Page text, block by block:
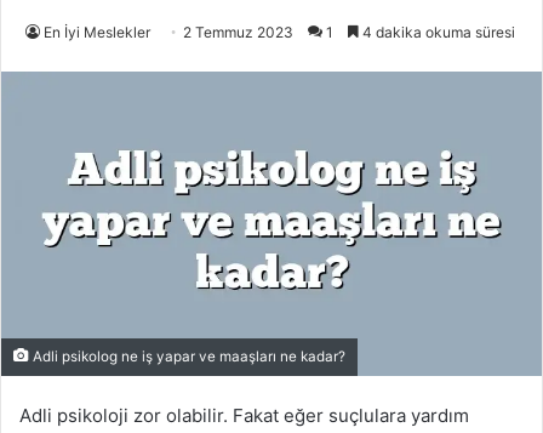
En İyi Meslekler 2 Temmuz 2023 1 4 dakika okuma süresi
Adli psikolog ne iş yapar ve maaşları ne kadar?
Adli psikoloji zor olabilir. Fakat eğer suçlulara yardım